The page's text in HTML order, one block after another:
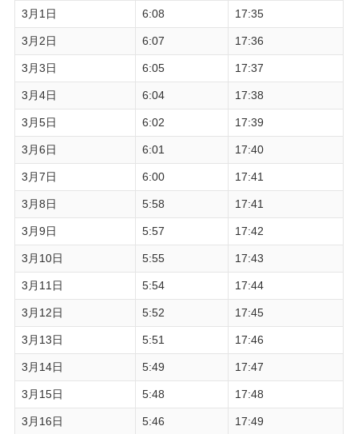
3月1日 6:08 17:35
3月2日 6:07 17:36
3月3日 6:05 17:37
3月4日 6:04 17:38
3月5日 6:02 17:39
3月6日 6:01 17:40
3月7日 6:00 17:41
3月8日 5:58 17:41
3月9日 5:57 17:42
3月10日 5:55 17:43
3月11日 5:54 17:44
3月12日 5:52 17:45
3月13日 5:51 17:46
3月14日 5:49 17:47
3月15日 5:48 17:48
3月16日 5:46 17:49